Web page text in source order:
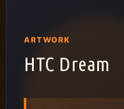
ARTWORK
HTC Dream